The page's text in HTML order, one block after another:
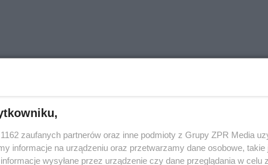
zaufanych partnerów oraz inne podmioty z Grupy ZPR Media
informacje na urządzeniu oraz przetwarzamy dane osobowe, takie
wysyłane przez urządzenie czy dane przeglądania w celu